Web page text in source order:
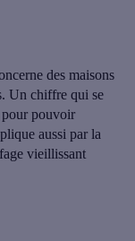
des maisons
. Un chiffre qui se
pour pouvoir
aussi par la
vieillissant